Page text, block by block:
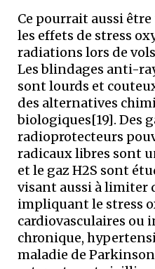
Ce pourrait aussi
les effets de stress
radiations lors de
Les blindages anti-
sont lourds et
des alternatives
biologiques[19]. Des
radioprotecteurs
radicaux libres sont
et le gaz H2S sont
visant aussi à limiter
impliquant le stress
cardiovasculaires ou
chronique,
maladie de